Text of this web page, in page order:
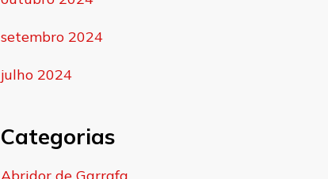
setembro 2024
julho 2024
Categorias